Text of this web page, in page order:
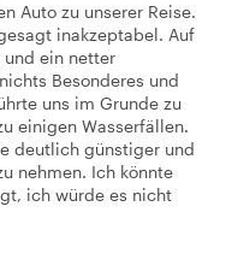
Auto zu unserer Reise.
inakzeptabel. Auf
und ein netter
Besonderes und
uns im Grunde zu
einigen Wasserfällen.
deutlich günstiger und
nehmen. Ich könnte
ich würde es nicht